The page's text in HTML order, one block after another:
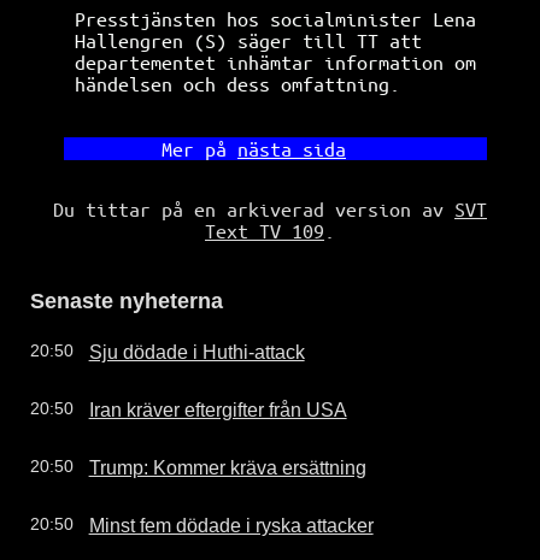
Presstjänsten hos socialminister Lena
Hallengren (S) säger till TT att
departementet inhämtar information om
händelsen och dess omfattning.
       Mer på
nästa sida
Du tittar på en arkiverad version av SVT
Text TV 109
Senaste nyheterna
20:50 Sju dödade i Huthi-attack
20:50 Iran kräver eftergifter från USA
20:50 Trump: Kommer kräva ersättning
20:50 Minst fem dödade i ryska attacker